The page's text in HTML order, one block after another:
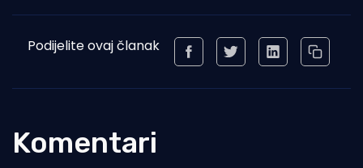
Podijelite ovaj članak
Komentari